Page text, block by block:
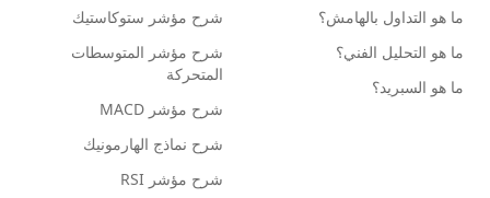
ما هو التداول بالهامش؟
ما هو التحليل الفني؟
ما هو السبريد؟
شرح مؤشر ستوكاستيك
شرح مؤشر المتوسطات
المتحركة
شرح مؤشر MACD
شرح نماذج الهارمونيك
شرح مؤشر RSI